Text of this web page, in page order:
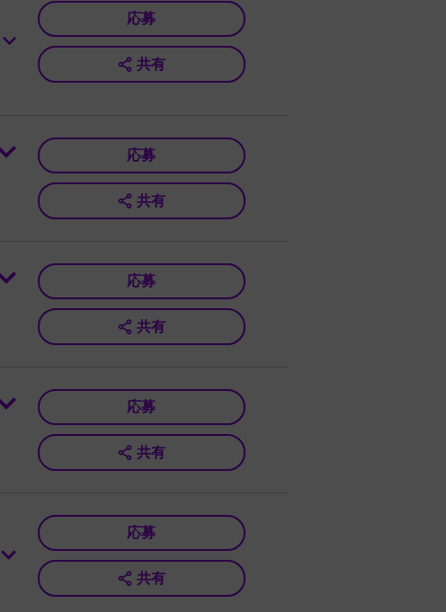
応募
共有
応募
共有
応募
共有
応募
共有
応募
共有